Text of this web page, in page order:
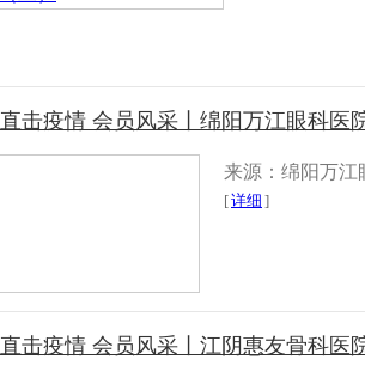
直击疫情 会员风采丨绵阳万江眼科医
来源：绵阳万江
[详细 ]
直击疫情 会员风采丨江阴惠友骨科医